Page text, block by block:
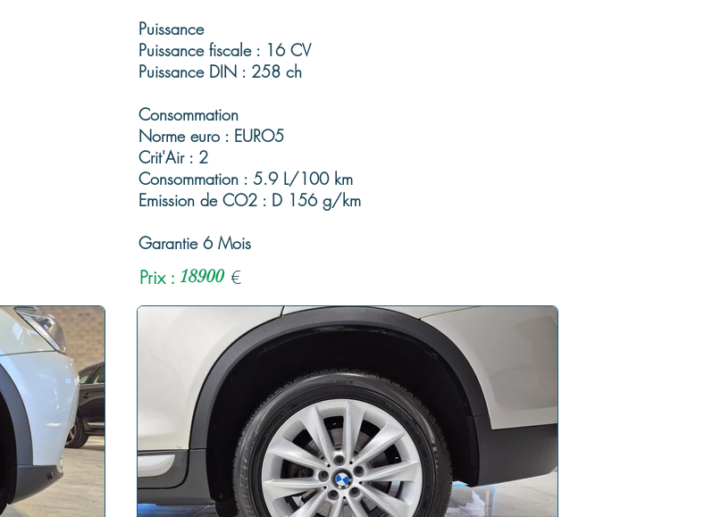
Puissance
Puissance fiscale : 16 CV
Puissance DIN : 258 ch
Consommation
Norme euro : EURO5
Crit'Air : 2
Consommation : 5.9 L/100 km
Emission de CO2 : D 156 g/km
Garantie 6 Mois
Prix : 18900 €